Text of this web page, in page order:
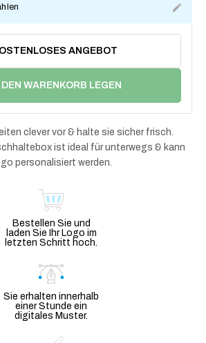
ANGEBOT
DEN WARENKORB LEGEN
clever vor & halte sie sicher frisch.
ist ideal für unterwegs & kann
personalisiert werden.
Bestellen Sie und
laden Sie Ihr Logo im
letzten Schritt hoch.
Sie erhalten innerhalb
einer Stunde ein
digitales Muster.